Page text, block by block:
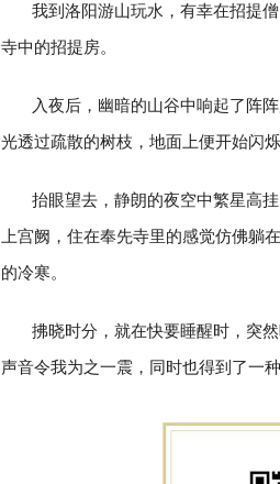
我到洛阳游山玩水，有幸在招提
寺中的招提房。
入夜后，幽暗的山谷中响起了阵
光透过疏散的树枝，地面上便开始闪
抬眼望去，静朗的夜空中繁星高
上宫阙，住在奉先寺里的感觉仿佛躺
的冷寒。
拂晓时分，就在快要睡醒时，突
声音令我为之一震，同时也得到了一种